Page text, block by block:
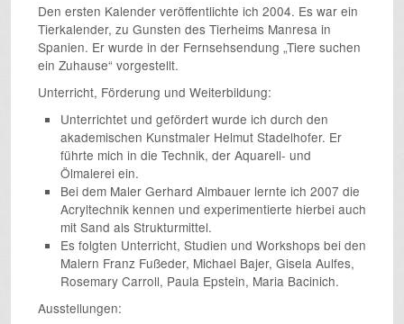
Den ersten Kalender veröffentlichte ich 2004. Es war ein
Tierkalender, zu Gunsten des Tierheims Manresa in
Spanien. Er wurde in der Fernsehsendung „Tiere suchen
ein Zuhause“ vorgestellt.
Unterricht, Förderung und Weiterbildung:
Unterrichtet und gefördert wurde ich durch den
akademischen Kunstmaler Helmut Stadelhofer. Er
führte mich in die Technik, der Aquarell- und
Ölmalerei ein.
Bei dem Maler Gerhard Almbauer lernte ich 2007 die
Acryltechnik kennen und experimentierte hierbei auch
mit Sand als Strukturmittel.
Es folgten Unterricht, Studien und Workshops bei den
Malern Franz Fußeder, Michael Bajer, Gisela Aulfes,
Rosemary Carroll, Paula Epstein, Maria Bacinich.
Ausstellungen: